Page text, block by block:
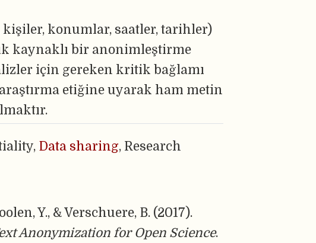
kişiler, konumlar, saatler, tarihler)
kaynaklı bir anonimleştirme
için gereken kritik bağlamı
araştırma etiğine uyarak ham metin
Data sharing, Research
Y., & Verschuere, B. (2017).
Anonymization for Open Science.